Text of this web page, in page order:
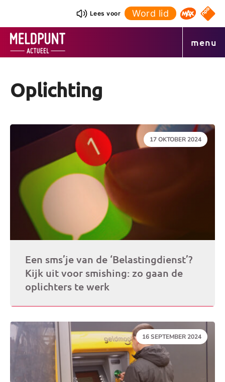
inhoud
Lees voor Word lid Omroep
NPO
menu
Oplichting
DATUM:
17 OKTOBER 2024
Een sms’je van de ‘Belastingdienst’?
Kijk uit voor smishing: zo gaan de
oplichters te werk
DATUM:
16 SEPTEMBER 2024